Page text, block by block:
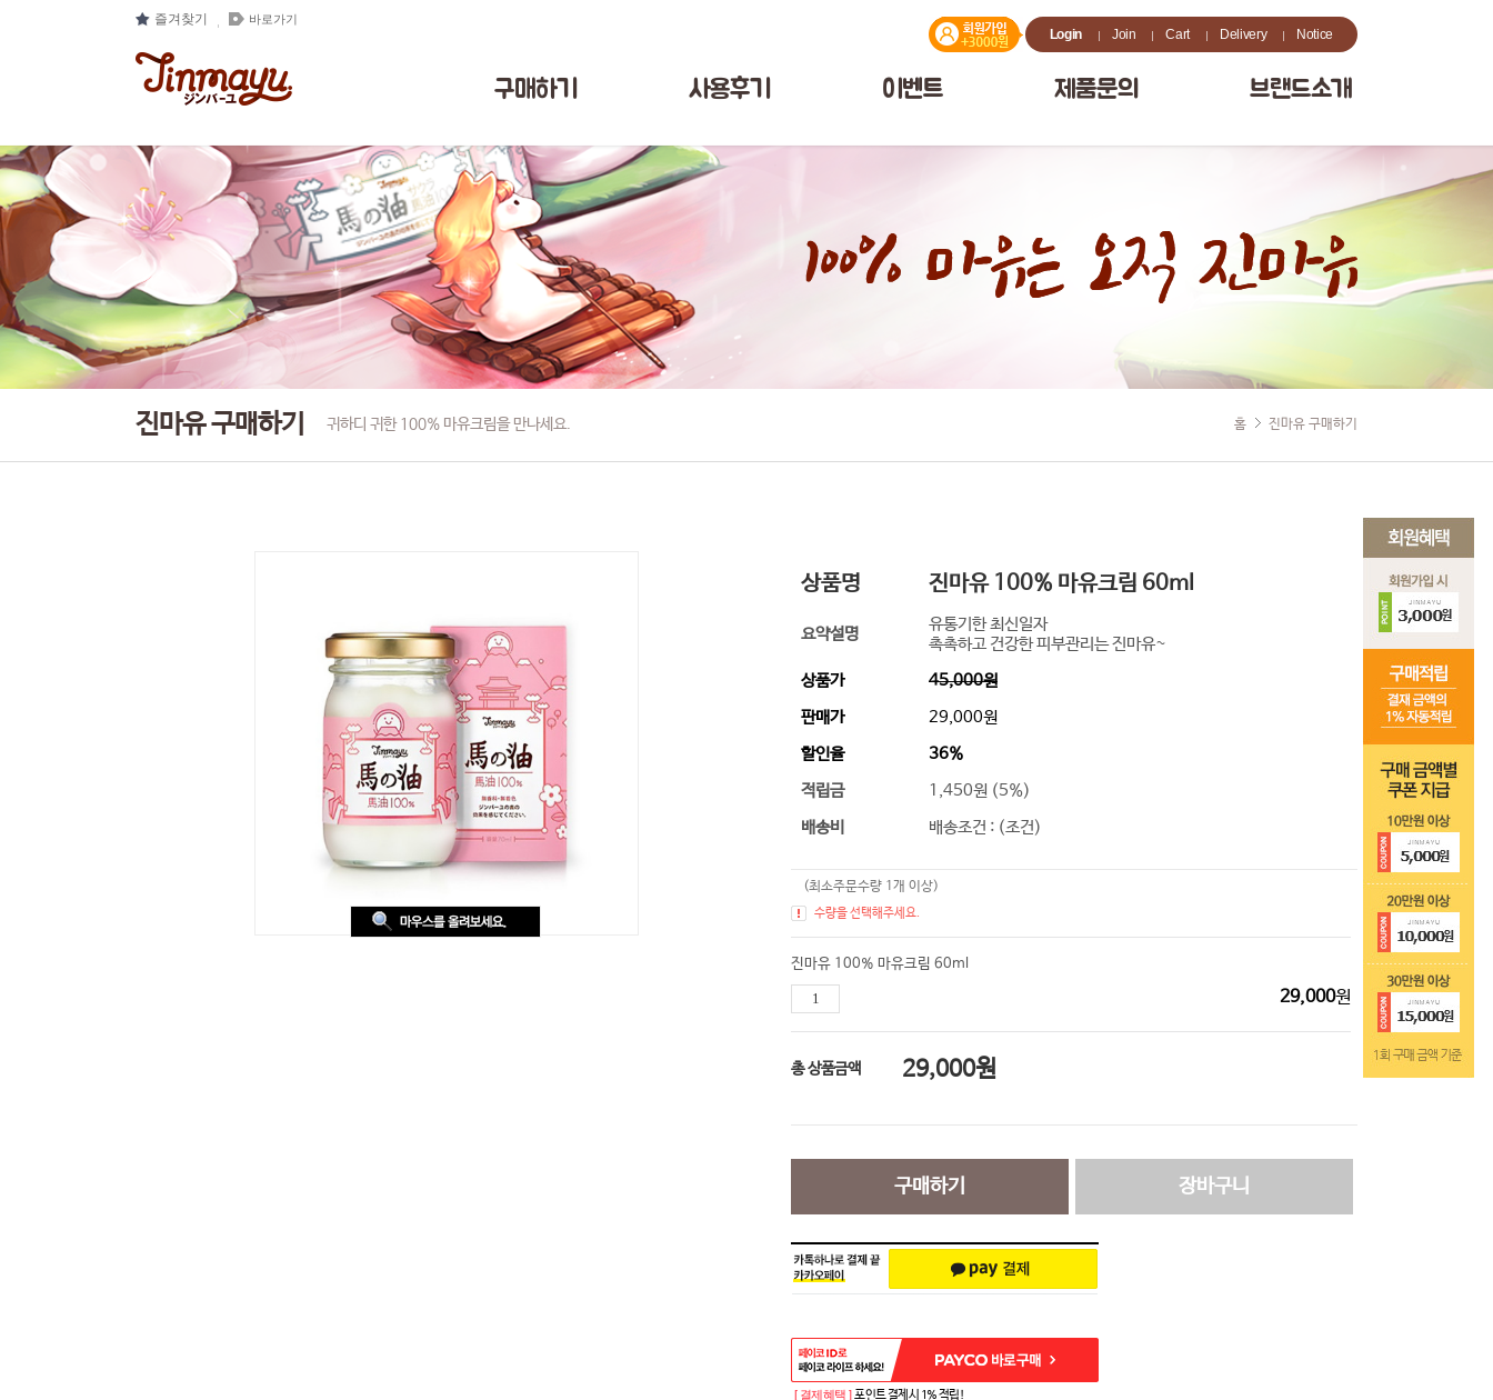
구매하기 사용후기 이벤트 제품문의 브랜드소개
Login Join Cart Delivery Notice
즐겨찾기 바로가기
진마유 구매하기 귀하디 귀한 100% 마유크림을 만나세요. 홈 진마유 구매하기
상품명 진마유 100% 마유크림 60ml
요약설명
유통기한 최신일자
촉촉하고 건강한 피부관리는 진마유~
상품가
45,000원
판매가
29,000원
할인율
36%
적립금
1,450원 (5%)
배송비
배송조건 : (조건)
(최소주문수량 1개 이상)
수량을 선택해주세요.
진마유 100% 마유크림 60ml
29,000원
총 상품금액 29,000
구매하기 장바구니
[ 결제혜택 ]포인트 결제시 1% 적립!